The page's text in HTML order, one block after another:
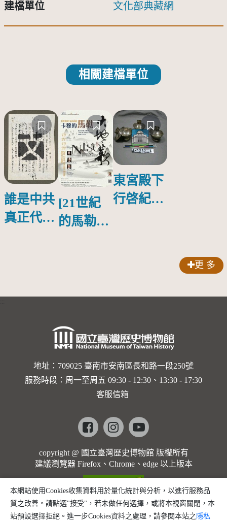
建檔單位 文化部典藏網
相關建檔單位
誰是中共
真正代言
[21世紀
的馬勒、
的依戀—
勒大地之
歌]【對
世界與生
命的依戀
馬勒大地
之歌】
東宮殿下
行啓紀念
更 多
地址：709025 臺南市安南區長和路一段250號
服務時段：周一至周五 09:30 - 12:30、13:30 - 17:30
客服信箱
Facebookinstagramyoutube
copyright @ 國立臺灣歷史博物館 版權所有
建議瀏覽器 Firefox、Chrome、edge 以上版本
本網站使用Cookies收集資料用於量化統計與分析，以進行服務品
質之改善。請點選"接受"，若未做任何選擇，或將本視窗關閉，本
站預設選擇拒絕。進一步Cookies資料之處理，請參閱本站之 隱私